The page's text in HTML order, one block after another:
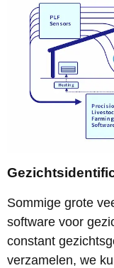
Sommige grote
software voor
constant
verzamelen, we